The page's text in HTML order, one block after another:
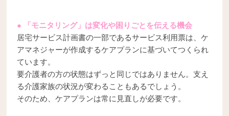
● 「モニタリング」は変化や困りごとを伝える機会
居宅サービス計画書の一部であるサービス利用票は、ケ
アマネジャーが作成するケアプランに基づいてつくられ
ています。
要介護者の方の状態はずっと同じではありません。支え
る介護家族の状況が変わることもあるでしょう。
そのため、ケアプランは常に見直しが必要です。